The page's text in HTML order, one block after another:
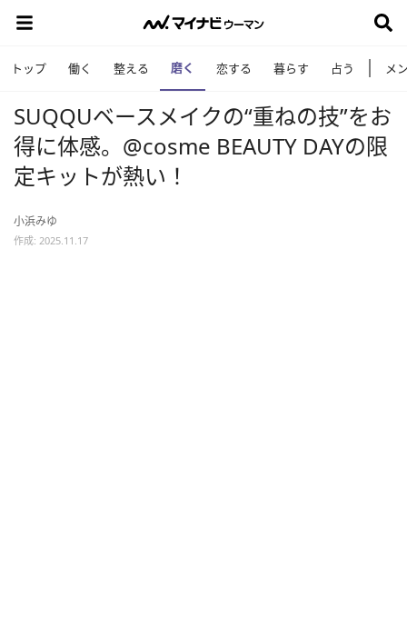
トップ 働く 整える 磨く 恋する 暮らす 占う メ
SUQQUベースメイクの“重ねの技”をお
得に体感。@cosme BEAUTY DAYの限
定キットが熱い！
小浜みゆ
作成: 2025.11.17